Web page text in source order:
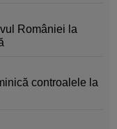
României la
controalele la